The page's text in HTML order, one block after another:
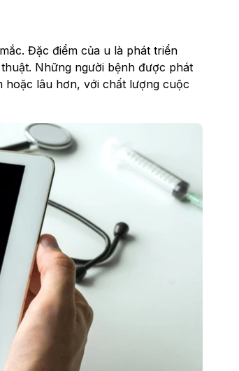
Đặc điểm của u là phát triển
Những người bệnh được phát
hoặc lâu hơn, với chất lượng cuộc